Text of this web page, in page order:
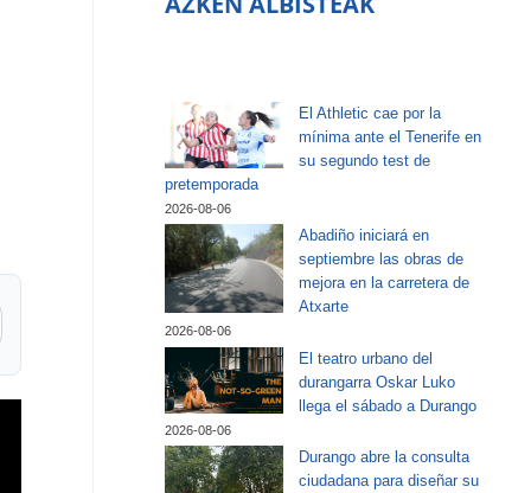
El Athletic cae por la
mínima ante el Tenerife en
su segundo test de
pretemporada
2026-08-06
Abadiño iniciará en
septiembre las obras de
mejora en la carretera de
Atxarte
2026-08-06
El teatro urbano del
durangarra Oskar Luko
llega el sábado a Durango
2026-08-06
Durango abre la consulta
ciudadana para diseñar su